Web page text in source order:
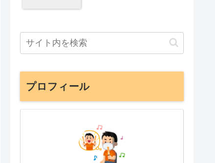
プロフィール